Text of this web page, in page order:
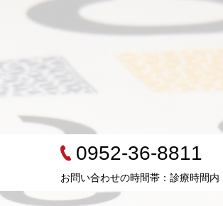
0952-36-8811
お問い合わせの時間帯：診療時間内